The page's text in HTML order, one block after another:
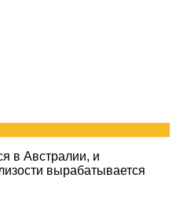
в Австралии, и
вырабатывается